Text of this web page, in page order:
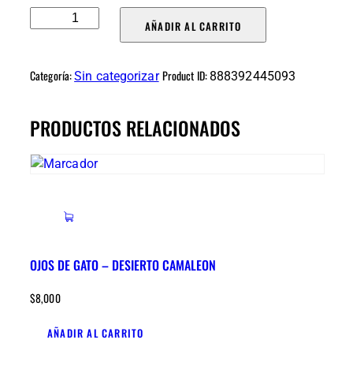
AÑADIR AL CARRITO
Categoría:Sin categorizar Product ID: 888392445093
PRODUCTOS RELACIONADOS
OJOS DE GATO – DESIERTO CAMALEON
$8,000
AÑADIR AL CARRITO